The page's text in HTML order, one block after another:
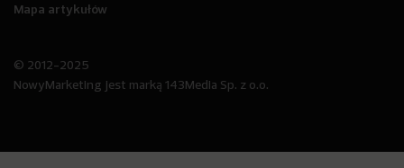
Mapa artykułów
© 2012-2025
NowyMarketing jest marką 143Media Sp. z o.o.